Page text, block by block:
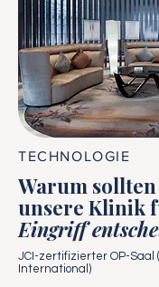
TECHNOLOGIE
Warum
unsere Klinik
Eingriff
JCI-zertifizierter OP-Saal
International)